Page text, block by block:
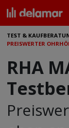
TEST &
PREISWERTER
RHA